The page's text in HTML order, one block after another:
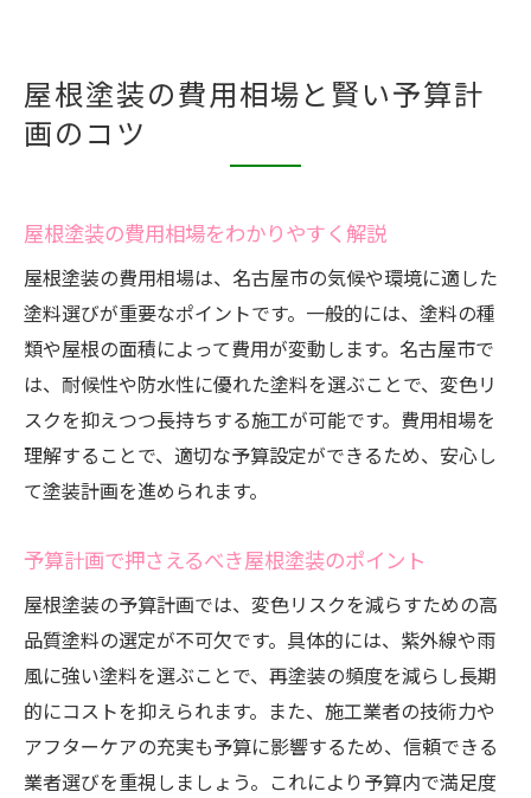
屋根塗装の費用相場と賢い予算計
画のコツ
屋根塗装の費用相場をわかりやすく解説
屋根塗装の費用相場は、名古屋市の気候や環境に適した
塗料選びが重要なポイントです。一般的には、塗料の種
類や屋根の面積によって費用が変動します。名古屋市で
は、耐候性や防水性に優れた塗料を選ぶことで、変色リ
スクを抑えつつ長持ちする施工が可能です。費用相場を
理解することで、適切な予算設定ができるため、安心し
て塗装計画を進められます。
予算計画で押さえるべき屋根塗装のポイント
屋根塗装の予算計画では、変色リスクを減らすための高
品質塗料の選定が不可欠です。具体的には、紫外線や雨
風に強い塗料を選ぶことで、再塗装の頻度を減らし長期
的にコストを抑えられます。また、施工業者の技術力や
アフターケアの充実も予算に影響するため、信頼できる
業者選びを重視しましょう。これにより予算内で満足度